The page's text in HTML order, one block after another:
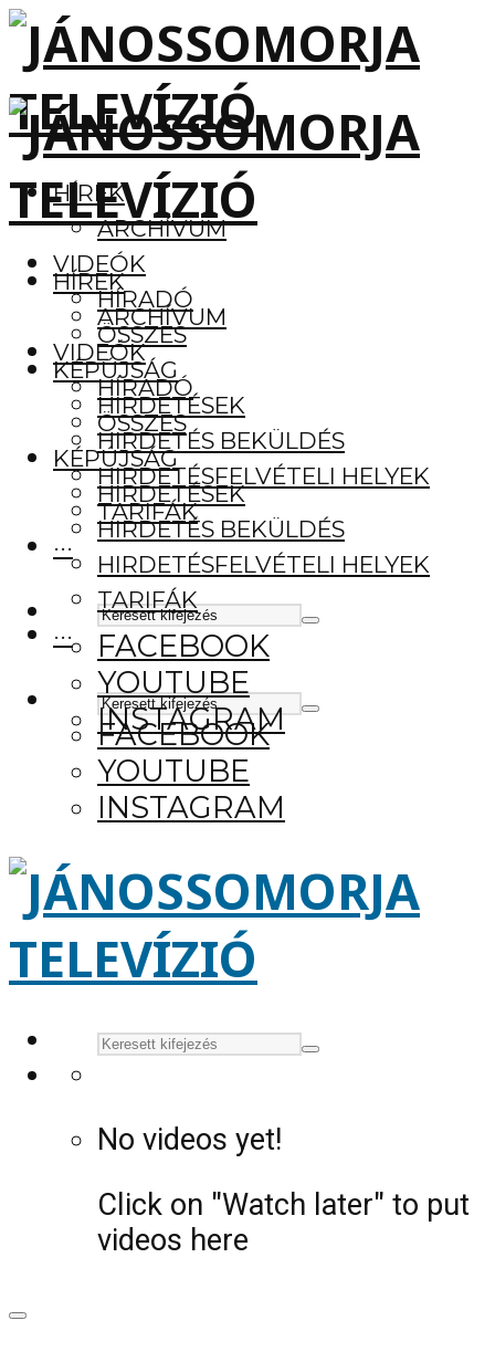
HÍREK
ARCHÍVUM
VIDEÓK
HÍRADÓ
ÖSSZES
KÉPÚJSÁG
HIRDETÉSEK
HIRDETÉS BEKÜLDÉS
HIRDETÉSFELVÉTELI HELYEK
TARIFÁK
···
FACEBOOK
YOUTUBE
INSTAGRAM
HÍREK
ARCHÍVUM
VIDEÓK
HÍRADÓ
ÖSSZES
KÉPÚJSÁG
HIRDETÉSEK
HIRDETÉS BEKÜLDÉS
HIRDETÉSFELVÉTELI HELYEK
TARIFÁK
···
FACEBOOK
YOUTUBE
INSTAGRAM
No videos yet!
Click on "Watch later" to put
videos here